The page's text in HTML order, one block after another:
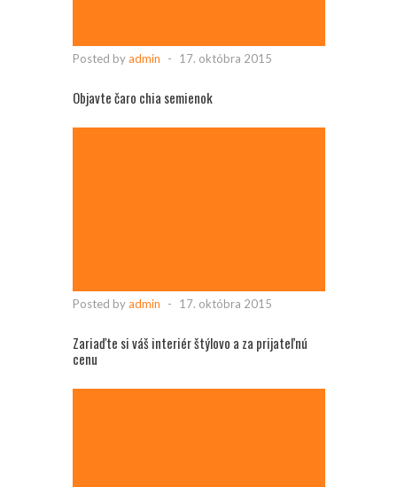
Posted byadmin - 17. októbra 2015
Objavte čaro chia semienok
Posted byadmin - 17. októbra 2015
Zariaďte si váš interiér štýlovo a za prijateľnú
cenu